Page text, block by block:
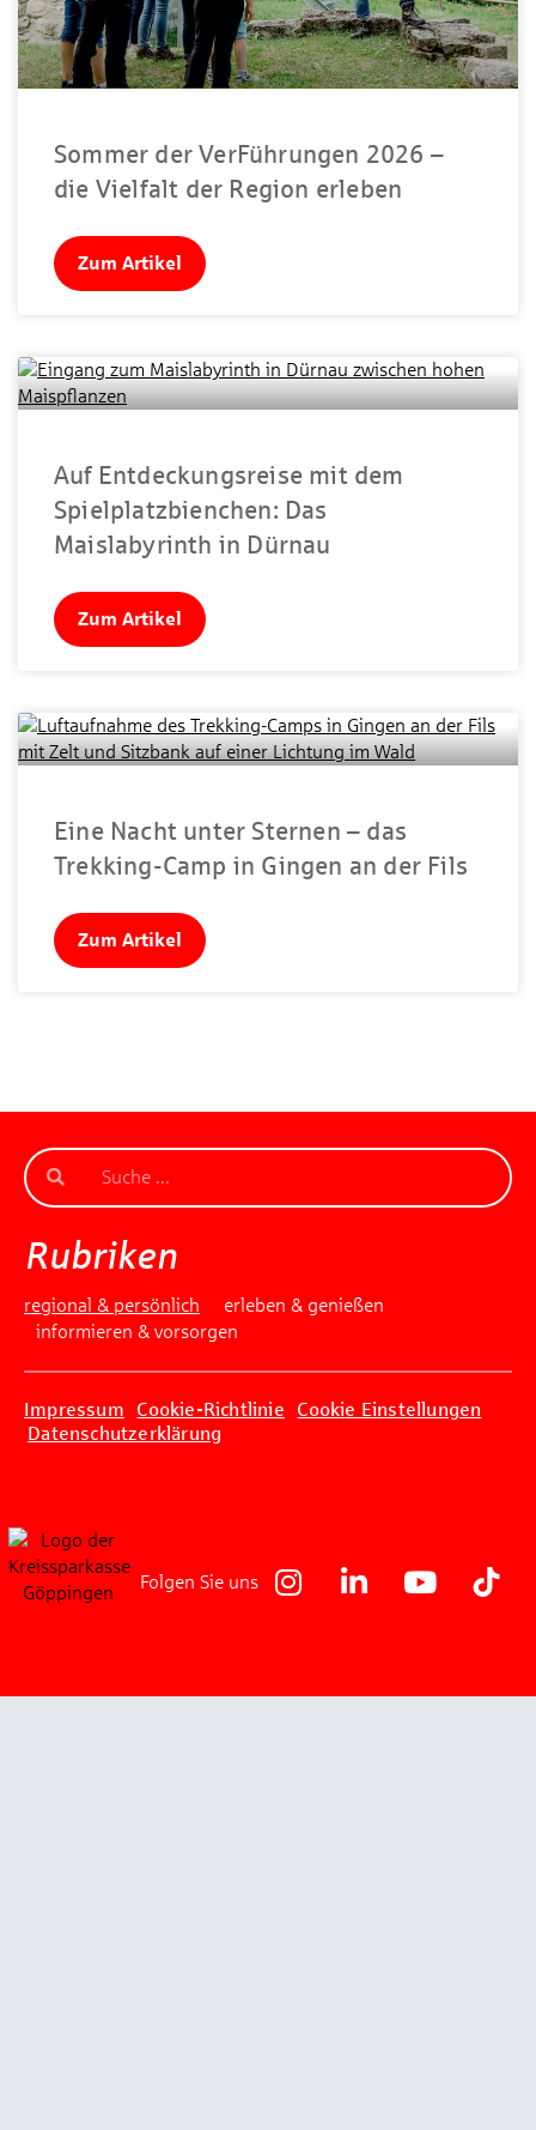
Sommer der VerFührungen 2026 –
die Vielfalt der Region erleben
Zum Artikel
Auf Entdeckungsreise mit dem
Spielplatzbienchen: Das
Maislabyrinth in Dürnau
Zum Artikel
Eine Nacht unter Sternen – das
Trekking-Camp in Gingen an der Fils
Zum Artikel
Rubriken
regional & persönlich
erleben & genießen
informieren & vorsorgen
Impressum Cookie-Richtlinie
Cookie Einstellungen
Datenschutzerklärung
Folgen Sie uns